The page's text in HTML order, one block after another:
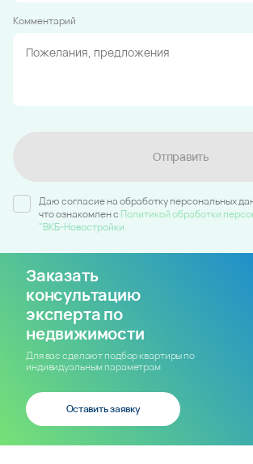
Комментарий
Отправить
Даю согласие на обработку персональных
что ознакомлен c Политикой обработки
"ВКБ-Новостройки
Заказать
консультацию
эксперта по
недвижимости
Для вас сделают подбор квартиры по
индивидуальным параметрам
Оставить заявку